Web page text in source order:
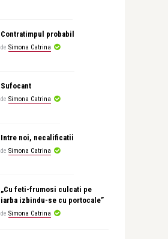
Contratimpul probabil
de Simona Catrina
Sufocant
de Simona Catrina
Intre noi, necalificatii
de Simona Catrina
„Cu feti-frumosi culcati pe
iarba izbindu-se cu portocale”
de Simona Catrina